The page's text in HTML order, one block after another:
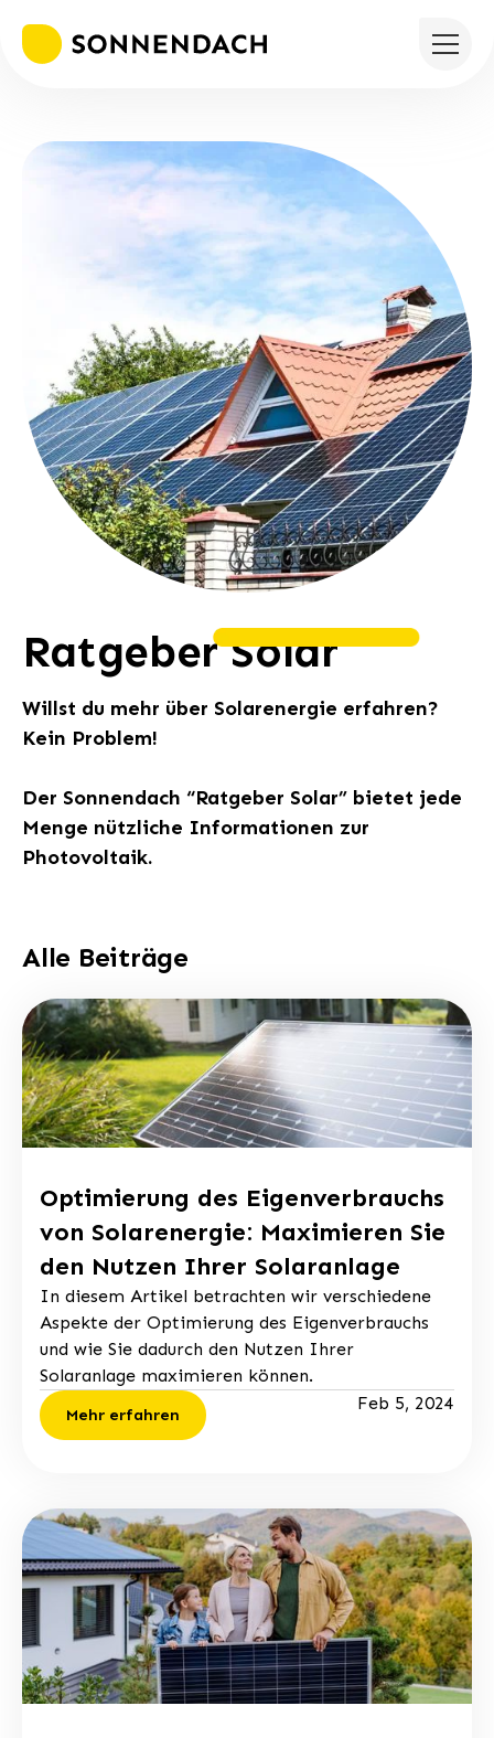
RatgeberSolar
Willst du mehr über Solarenergie erfahren?
Kein Problem!
Der Sonnendach “Ratgeber Solar” bietet jede
Menge nützliche Informationen zur
Photovoltaik.
Alle Beiträge
Optimierung des Eigenverbrauchs
von Solarenergie: Maximieren Sie
den Nutzen Ihrer Solaranlage
In diesem Artikel betrachten wir verschiedene
Aspekte der Optimierung des Eigenverbrauchs
und wie Sie dadurch den Nutzen Ihrer
Solaranlage maximieren können.
Mehr erfahren
Feb 5, 2024